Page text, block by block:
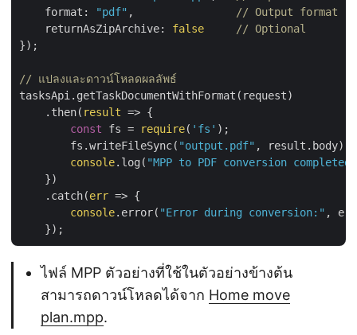
format : "pdf" ,
// Output format
returnAsZipArchive: false
// Optional
});
// แปลงและดาวน์โหลดผลลัพธ์
tasksApi.getTaskDocumentWithFormat(request)
    .then(
result => {
const fs = require( 'fs' );
        fs.writeFileSync(
"output.pdf" , result.body);
console.log( "MPP to PDF conversion
    })
    .catch(
err => {
console.error( "Error during conversion:" ,
ไฟล์ MPP ตัวอย่างที่ใช้ในตัวอย่างข้างต้น
สามารถดาวน์โหลดได้จาก Home move
plan.mpp.